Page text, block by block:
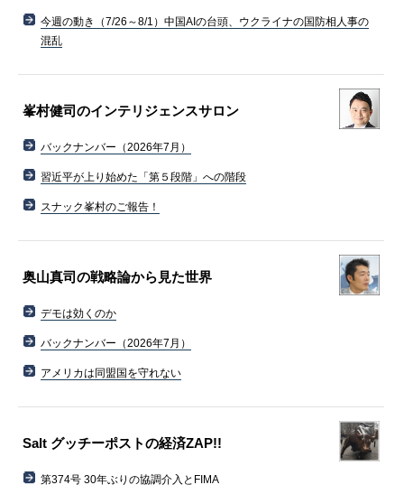
今週の動き（7/26～8/1）中国AIの台頭、ウクライナの国防相人事の
混乱
峯村健司のインテリジェンスサロン
バックナンバー（2026年7月）
習近平が上り始めた「第５段階」への階段
スナック峯村のご報告！
奥山真司の戦略論から見た世界
デモは効くのか
バックナンバー（2026年7月）
アメリカは同盟国を守れない
Salt グッチーポストの経済ZAP!!
第374号 30年ぶりの協調介入とFIMA